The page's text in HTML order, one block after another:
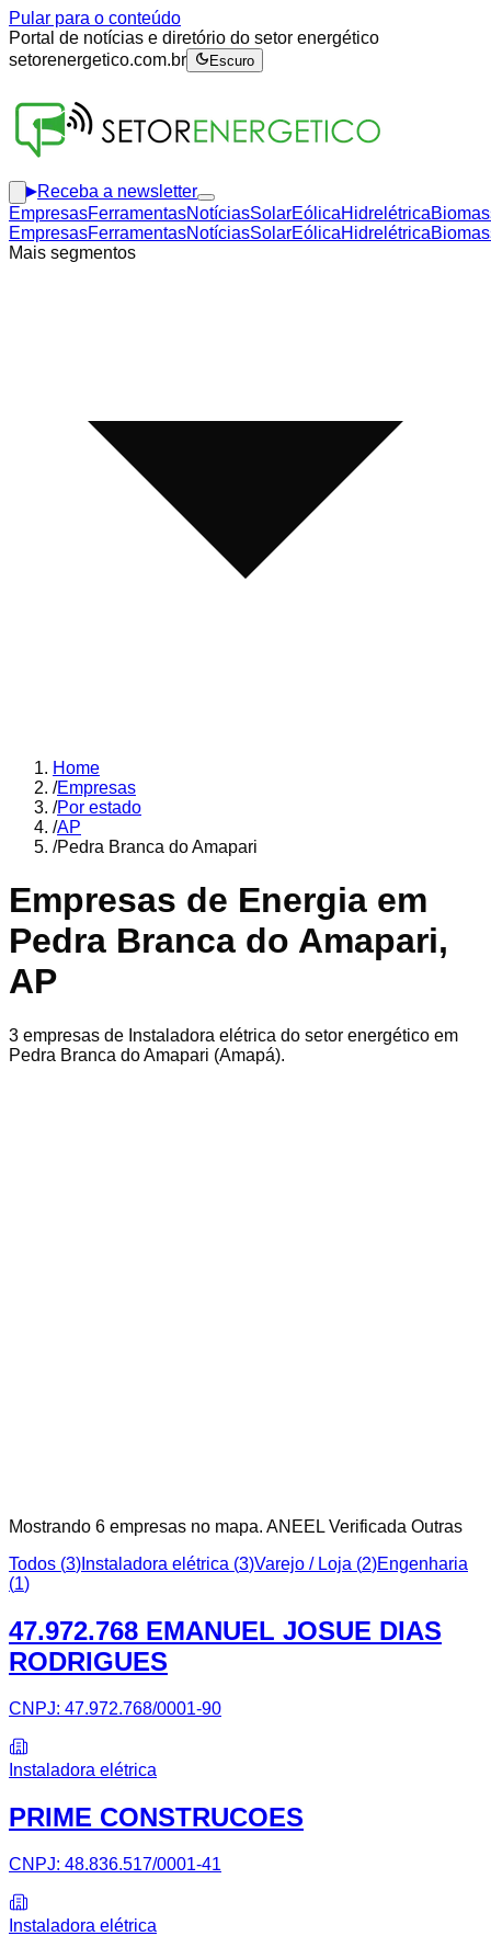
Pular para o conteúdo
Portal de notícias e diretório do setor energético
setorenergetico.com.br
Escuro
Receba a newsletter
EmpresasFerramentasNotíciasSolarEólicaHidrelétrica
EmpresasFerramentasNotíciasSolarEólicaHidrelétrica
Mais segmentos
Home
/Empresas
/Por estado
/AP
/Pedra Branca do Amapari
Empresas de Energia em
Pedra Branca do Amapari,
AP
3 empresas de Instaladora elétrica do setor energético em
Pedra Branca do Amapari (Amapá).
Mostrando 6 empresas no mapa. ANEEL Verificada Outras
Todos (3) Instaladora elétrica (3)Varejo / Loja (2)Engenharia
(1)
47.972.768 EMANUEL JOSUE DIAS
RODRIGUES
CNPJ: 47.972.768/0001-90
Instaladora elétrica
PRIME CONSTRUCOES
CNPJ: 48.836.517/0001-41
Instaladora elétrica